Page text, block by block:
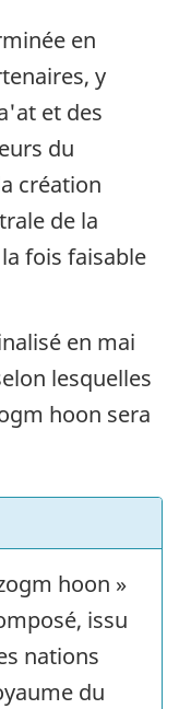
en
y
et des
du
création
de la
fois faisable
en mai
lesquelles
hoon sera
hoon »
issu
nations
du